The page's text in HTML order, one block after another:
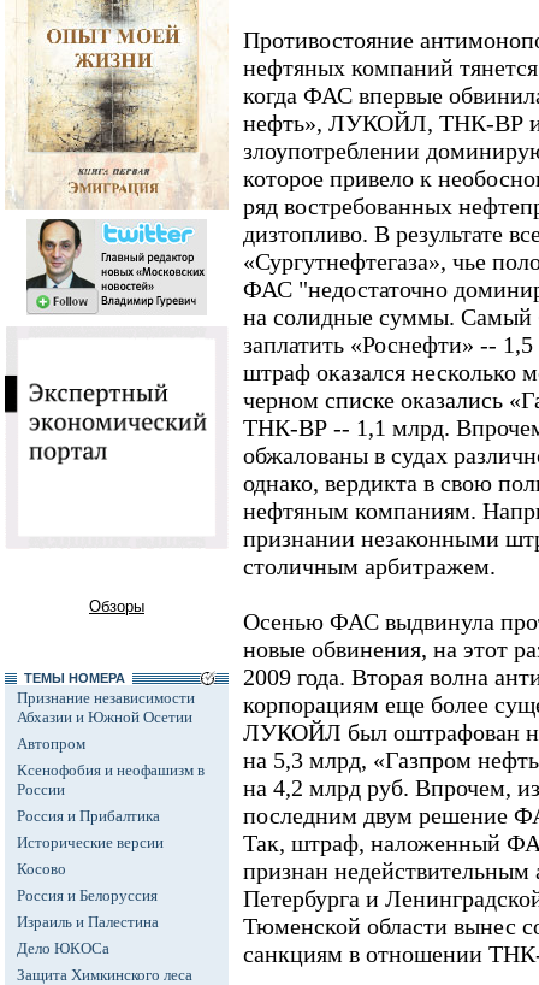
Обзоры
ТЕМЫ НОМЕРА
Признание независимости
Абхазии и Южной Осетии
Автопром
Ксенофобия и неофашизм в
России
Россия и Прибалтика
Исторические версии
Косово
Россия и Белоруссия
Израиль и Палестина
Дело ЮКОСа
Защита Химкинского леса
Противостояние
нефтяных компаний
когда ФАС впервые
нефть», ЛУКОЙЛ, ТНК-ВР и
злоупотреблении
которое привело к
ряд востребованных
дизтопливо. В результате
«Сургутнефтегаза», чье
ФАС "недостаточно
на солидные суммы. Самый
заплатить «Роснефти» --
штраф оказался несколько
черном списке оказались
ТНК-ВР -- 1,1 млрд.
обжалованы в судах
однако, вердикта в свою
нефтяным компаниям.
признании незаконными
столичным арбитражем.
Осенью ФАС выдвинула
новые обвинения, на этот
2009 года. Вторая волна
корпорациям еще более
ЛУКОЙЛ был оштрафован
на 5,3 млрд, «Газпром
на 4,2 млрд руб. Впрочем,
последним двум решение
Так, штраф, наложенный
признан
Петербурга и
Тюменской области вынес
санкциям в отношении